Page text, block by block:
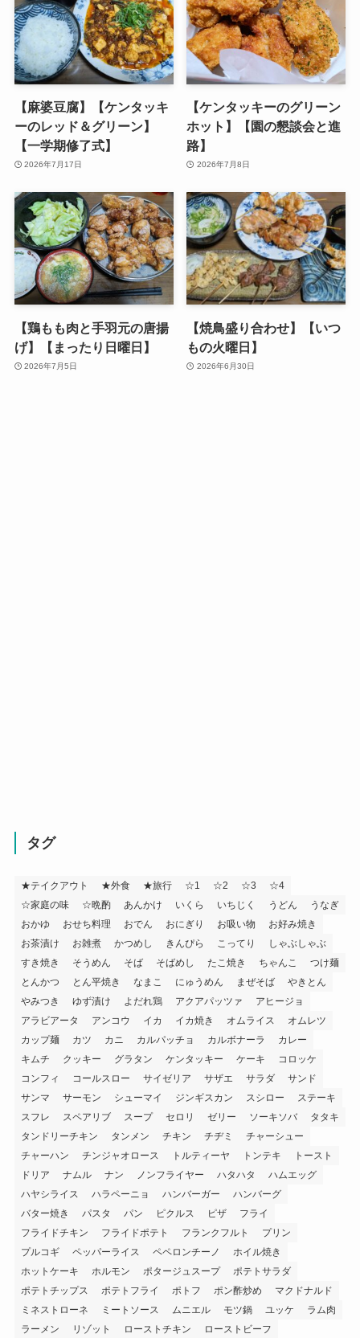
【麻婆豆腐】【ケンタッキ
ーのレッド＆グリーン】
【一学期修了式】
2026年7月17日
【ケンタッキーのグリーン
ホット】【園の懇談会と進
路】
2026年7月8日
【鶏もも肉と手羽元の唐揚
げ】【まったり日曜日】
2026年7月5日
【焼鳥盛り合わせ】【いつ
もの火曜日】
2026年6月30日
タグ
★テイクアウト ★外食 ★旅行 ☆1 ☆2 ☆3
☆4
☆家庭の味
☆晩酌 あんかけ いくら いちじく うどん
うなぎ
おかゆ
おせち料理 おでん おにぎり お吸い物
お好み焼き
お茶漬け
お雑煮 かつめし きんぴら こってり
しゃぶしゃぶ
すき焼き
そうめん そば そばめし たこ焼き ちゃんこ
つけ麺
とんかつ
とん平焼き なまこ にゅうめん まぜそば
やきとん
やみつき
ゆず漬け よだれ鶏 アクアパッツァ
アヒージョ
アラビアータ
アンコウ イカ イカ焼き オムライス
オムレツ
カップ麺
カツ カニ カルパッチョ カルボナーラ
カレー
キムチ
クッキー グラタン ケンタッキー ケーキ
コロッケ
コンフィ
コールスロー サイゼリア サザエ サラダ
サンド
サンマ
サーモン シューマイ ジンギスカン スシロー
ステーキ
スフレ
スペアリブ スープ セロリ ゼリー ソーキソバ
タタキ
タンドリーチキン
タンメン チキン チヂミ
チャーシュー
チャーハン
チンジャオロース トルティーヤ トンテキ
トースト
ドリア
ナムル ナン ノンフライヤー ハタハタ
ハムエッグ
ハヤシライス
ハラペーニョ ハンバーガー
ハンバーグ
バター焼き
パスタ パン ピクルス ピザ
フライ
フライドチキン
フライドポテト フランクフルト
プリン
プルコギ
ペッパーライス ペペロンチーノ
ホイル焼き
ホットケーキ
ホルモン ポタージュスープ
ポテトサラダ
ポテトチップス
ポテトフライ ポトフ ポン酢炒め
マクドナルド
ミネストローネ
ミートソース ムニエル モツ鍋 ユッケ
ラム肉
ラーメン
リゾット ローストチキン ローストビーフ